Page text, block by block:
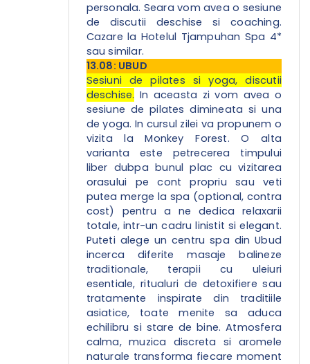
personala. Seara vom avea o sesiune
de discutii deschise si coaching.
Cazare la Hotelul Tjampuhan Spa 4*
sau similar.
13.08: UBUD
Sesiuni de pilates si yoga, discutii
deschise. In aceasta zi vom avea o
sesiune de pilates dimineata si una
de yoga. In cursul zilei va propunem o
vizita la Monkey Forest. O alta
varianta este petrecerea timpului
liber dubpa bunul plac cu vizitarea
orasului pe cont propriu sau veti
putea merge la spa (optional, contra
cost) pentru a ne dedica relaxarii
totale, intr-un cadru linistit si elegant.
Puteti alege un centru spa din Ubud
incerca diferite masaje balineze
traditionale, terapii cu uleiuri
esentiale, ritualuri de detoxifiere sau
tratamente inspirate din traditiile
asiatice, toate menite sa aduca
echilibru si stare de bine. Atmosfera
calma, muzica discreta si aromele
naturale transforma fiecare moment